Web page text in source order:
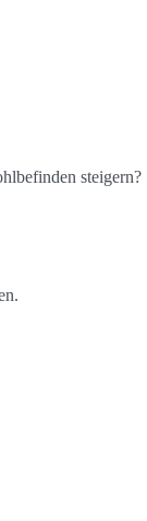
steigern?